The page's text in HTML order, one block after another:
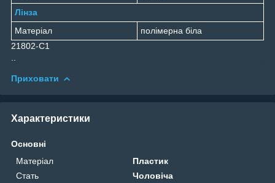
Лінза
Матеріал
полімерна біла
21802-C1
Приховати
Характеристики
Основні
Матеріал
Пластик
Стать
Чоловіча